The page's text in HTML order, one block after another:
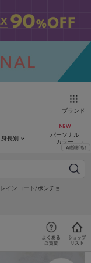
ブランド
身長別
パーソナル
カラー
レインコート/ポンチョ